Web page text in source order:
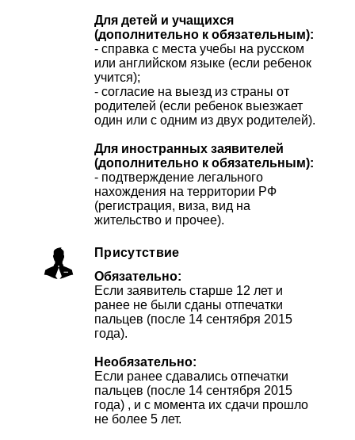
Для детей и учащихся
(дополнительно к обязательным):
- справка с места учебы на русском
или английском языке (если ребенок
учится);
- согласие на выезд из страны от
родителей (если ребенок выезжает
один или с одним из двух родителей).
Для иностранных заявителей
(дополнительно к обязательным):
- подтверждение легального
нахождения на территории РФ
(регистрация, виза, вид на
жительство и прочее).
Присутствие
Обязательно:
Если заявитель старше 12 лет и
ранее не были сданы отпечатки
пальцев (после 14 сентября 2015
года).
Необязательно:
Если ранее сдавались отпечатки
пальцев (после 14 сентября 2015
года) , и с момента их сдачи прошло
не более 5 лет.